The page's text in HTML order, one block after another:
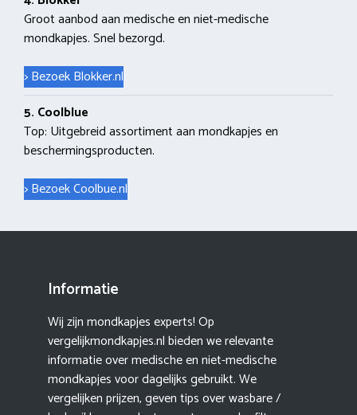
Groot aanbod aan medische en niet-medische
mondkapjes. Snel bezorgd.
> Bezoek Blokker.nl
5. Coolblue
Top: Uitgebreid assortiment aan mondkapjes en
beschermingsproducten.
> Bezoek Coolbue.nl
Informatie
Wij zijn mondkapjes experts! Op
vergelijkmondkapjes.nl bieden we relevante
informatie over medische en niet-medische
mondkapjes voor dagelijks gebruikt. We
vergelijken prijzen, geven tips over wasbare /